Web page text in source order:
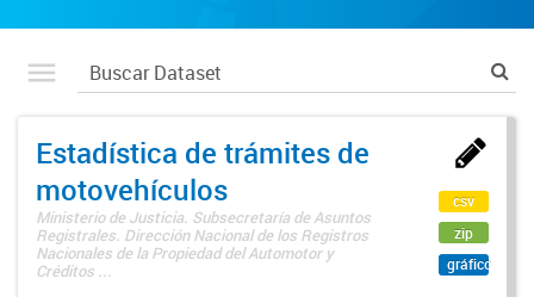
Estadística de trámites de
motovehículos
Ministerio de Justicia. Subsecretaría de Asuntos
Registrales. Dirección Nacional de los Registros
Nacionales de la Propiedad del Automotor y
Créditos ...
csv
zip
gráfico